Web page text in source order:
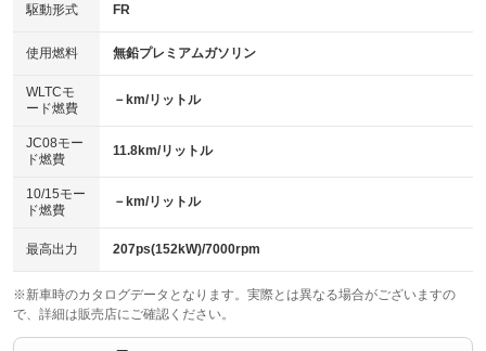
USB入力端子
：装備あり
100V電源
：装備なし
センターデフロック
：装備なし
電動格納ミラー
：装備なし
HID(キセノンライト)
バックカメラ
エアロ
：装備なし
ローダウン
：装備なし
ベンチシート
：装備なし
チップアップシート
：装備なし
電動格納サードシート
：装備なし シートヒーター
：装備なし
ウォークスルー
駆動形式 FR
使用燃料 無鉛プレミアムガソリン
WLTCモ
ード燃費
－km/リットル
JC08モー
ド燃費
11.8km/リットル
10/15モー
ド燃費
－km/リットル
最高出力 207ps(152kW)/7000rpm
※新車時のカタログデータとなります。実際とは異なる場合がございますの
で、詳細は販売店にご確認ください。